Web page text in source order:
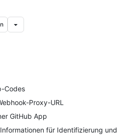
Codes
Proxy-URL
GitHub App
für Identifizierung und